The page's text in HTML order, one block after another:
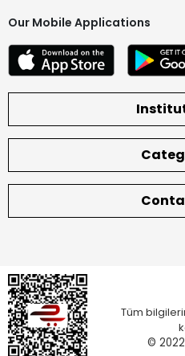
Our Mobile Applications
Tüm
© 2022